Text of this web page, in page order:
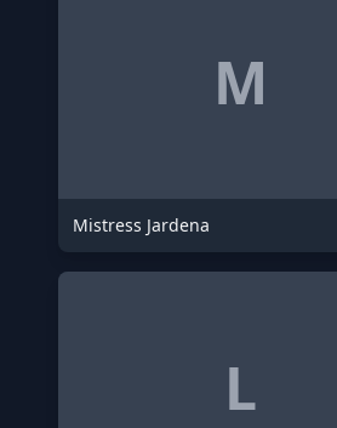
M
Mistress Jardena
L